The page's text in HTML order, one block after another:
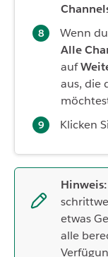
Wenn du
Alle
auf
aus, die
Klicken
Hinweis:
etwas
alle